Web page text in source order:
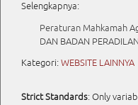
Selengkapnya:
Peraturan Mahkamah
DAN BADAN
Kategori: WEBSITE LAINNYA
Strict Standards: Only